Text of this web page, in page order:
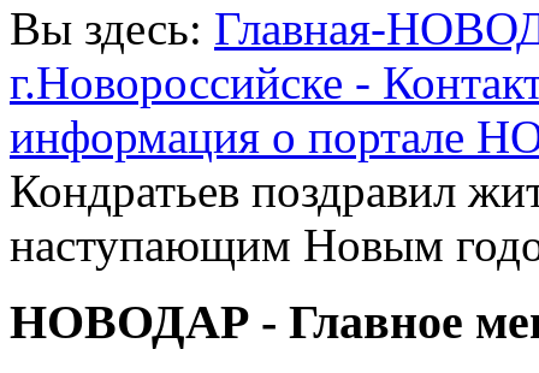
Вы здесь: Главная-
г.Новороссийске -
информация о портале
Кондратьев поздравил
наступающим Новым
НОВОДАР - Главное